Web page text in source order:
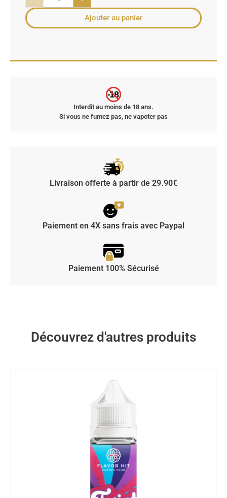
Ajouter au panier
-18
Interdit au moins de 18 ans.
Si vous ne fumez pas, ne vapoter pas
Livraison offerte à partir de 29.90€
Paiement en 4X sans frais avec Paypal
Paiement 100% Sécurisé
Découvrez d'autres produits